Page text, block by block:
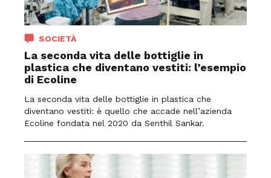
SOCIETÀ
La seconda vita delle bottiglie in
plastica che diventano vestiti: l’esempio
di Ecoline
La seconda vita delle bottiglie in plastica che
diventano vestiti: è quello che accade nell’azienda
Ecoline fondata nel 2020 da Senthil Sankar.